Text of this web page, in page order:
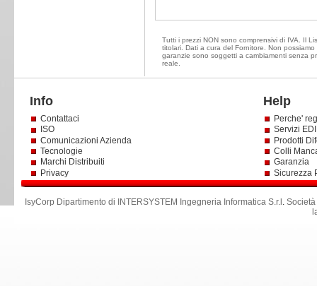
Tutti i prezzi NON sono comprensivi di IVA. Il
titolari. Dati a cura del Fornitore. Non
garanzie sono soggetti a cambiamenti senza
reale.
Info Help
Contattaci
ISO
Comunicazioni Azienda
Tecnologie
Marchi Distribuiti
Privacy
Perche'
Servizi
Prodotti
Colli
Garanzia
Sicurezza
IsyCorp Dipartimento di INTERSYSTEM Ingegneria Informatica S.r.l .